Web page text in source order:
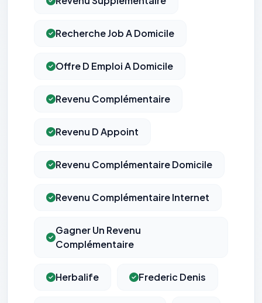
Recherche Job A Domicile
Offre D Emploi A Domicile
Revenu Complémentaire
Revenu D Appoint
Revenu Complémentaire Domicile
Revenu Complémentaire Internet
Gagner Un Revenu
Complémentaire
Herbalife Frederic Denis